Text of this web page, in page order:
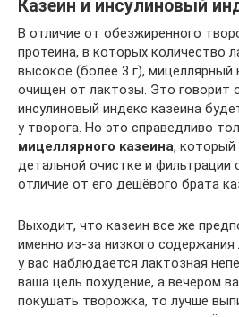
Казеин и инсулиновый
В отличие от обезжиренного
протеина, в которых количество
высокое (более 3 г), мицеллярный
очищен от лактозы. Это говорит
инсулиновый индекс казеина
у творога. Но это справедливо
мицеллярного казеина, который
детальной очистке и фильтрации
отличие от его дешёвого брата
Выходит, что казеин все же
именно из-за низкого
у вас наблюдается лактозная
ваша цель похудение, а вечером
покушать творожка, то лучше